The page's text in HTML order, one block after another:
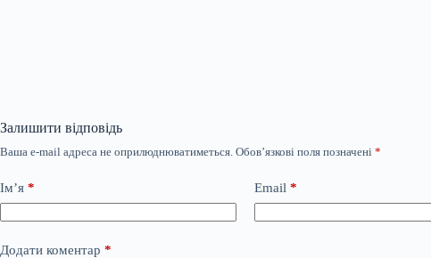
Залишити відповідь
Ваша e-mail адреса не оприлюднюватиметься. Обов’язкові поля позначені *
Ім’я * Email *
Додати коментар *